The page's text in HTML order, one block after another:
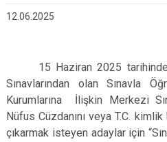
12.06.2025
15 Haziran 2025
Sınavlarından olan Sınavla
Kurumlarına İlişkin Merkezi
Nüfus Cüzdanını veya T.C.
çıkarmak isteyen adaylar için